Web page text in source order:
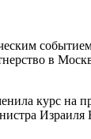
в
курс на
Израиля